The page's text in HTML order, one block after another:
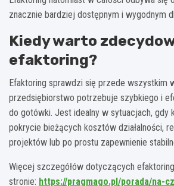
znacznie bardziej dostępnym i wygodnym
Kiedy warto
efaktoring?
Efaktoring sprawdzi się przede wszystkim
przedsiębiorstwo potrzebuje szybkiego i
do gotówki. Jest idealny w sytuacjach, gdy
pokrycie bieżących kosztów działalności,
projektów lub po prostu zapewnienie
Więcej szczegółów dotyczących
stronie: https://pragmago.pl/porada/na-